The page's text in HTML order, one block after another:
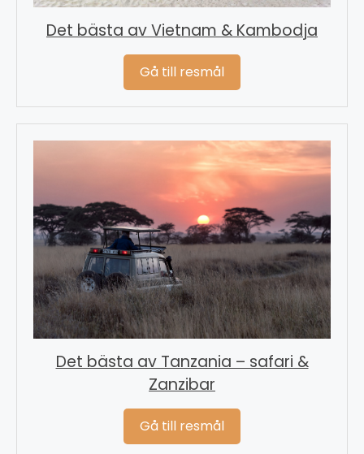
Det bästa av Vietnam & Kambodja
Gå till resmål
Det bästa av Tanzania – safari &
Zanzibar
Gå till resmål